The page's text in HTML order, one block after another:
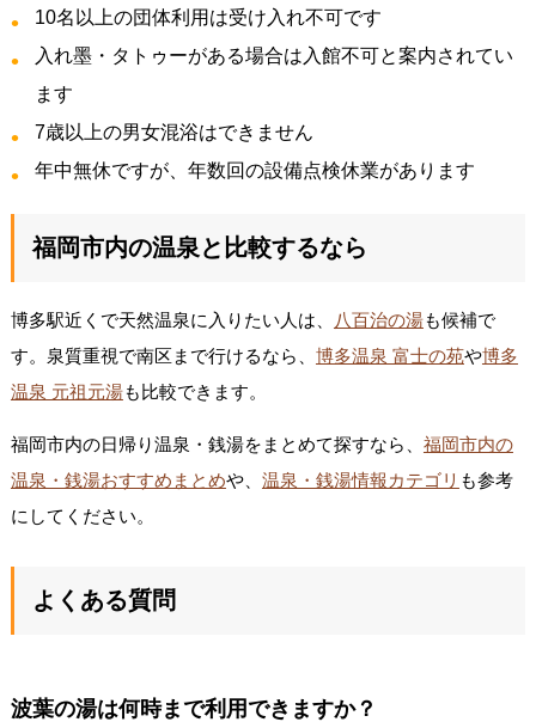
10名以上の団体利用は受け入れ不可です
入れ墨・タトゥーがある場合は入館不可と案内されてい
ます
7歳以上の男女混浴はできません
年中無休ですが、年数回の設備点検休業があります
福岡市内の温泉と比較するなら
博多駅近くで天然温泉に入りたい人は、 八百治の湯も候補で
す。泉質重視で南区まで行けるなら、 博多温泉 富士の苑や博多
温泉 元祖元湯も比較できます。
福岡市内の日帰り温泉・銭湯をまとめて探すなら、 福岡市内の
温泉・銭湯おすすめまとめや、 温泉・銭湯情報カテゴリ も参考
にしてください。
よくある質問
波葉の湯は何時まで利用できますか？